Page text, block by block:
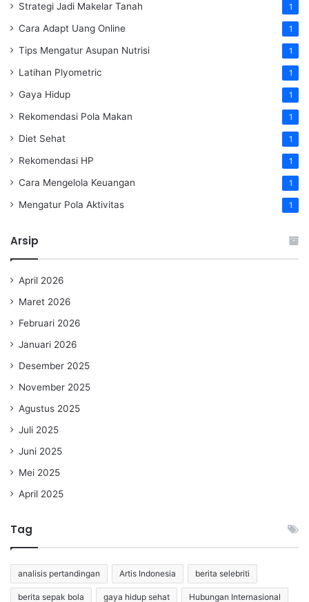
Strategi Jadi Makelar Tanah 1
Cara Adapt Uang Online 1
Tips Mengatur Asupan Nutrisi 1
Latihan Plyometric 1
Gaya Hidup 1
Rekomendasi Pola Makan 1
Diet Sehat 1
Rekomendasi HP 1
Cara Mengelola Keuangan 1
Mengatur Pola Aktivitas 1
Arsip
April 2026
Maret 2026
Februari 2026
Januari 2026
Desember 2025
November 2025
Agustus 2025
Juli 2025
Juni 2025
Mei 2025
April 2025
Tag
analisis pertandingan Artis Indonesia berita selebriti
berita sepak bola gaya hidup sehat Hubungan Internasional